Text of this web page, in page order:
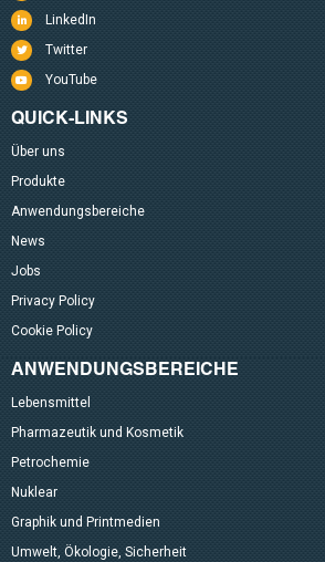
LinkedIn
Twitter
YouTube
QUICK-LINKS
Über uns
Produkte
Anwendungsbereiche
News
Jobs
Privacy Policy
Cookie Policy
ANWENDUNGSBEREICHE
Lebensmittel
Pharmazeutik und Kosmetik
Petrochemie
Nuklear
Graphik und Printmedien
Umwelt, Ökologie, Sicherheit